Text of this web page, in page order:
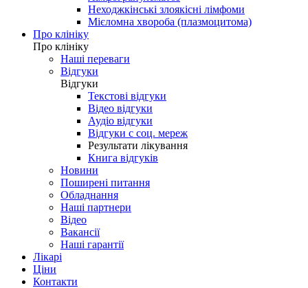
Неходжкінські злоякісні лімфоми
Мієломна хвороба (плазмоцитома)
Про клініку
Про клініку
Наші переваги
Відгуки
Відгуки
Текстові відгуки
Відео відгуки
Аудіо відгуки
Відгуки с соц. мереж
Результати лікування
Книга відгуків
Новини
Поширені питання
Обладнання
Наші партнери
Відео
Вакансії
Наші гарантії
Лікарі
Ціни
Контакти